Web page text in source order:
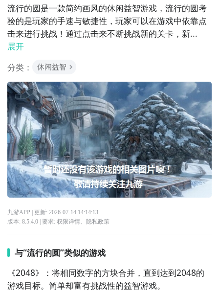
流行的圆是一款简约画风的休闲益智游戏，流行的圆考
验的是玩家的手速与敏捷性，玩家可以在游戏中依靠点
击来进行挑战！通过点击来不断挑战新的关卡，新...
展开
分类：
休闲益智
九游APP | 更新: 2026-07-14 14:14:13
版本: 8.5.4.0| 要求: 权限详情、 隐私政策
与“流行的圆”类似的游戏
《2048》：将相同数字的方块合并，直到达到2048的
游戏目标。简单却富有挑战性的益智游戏。